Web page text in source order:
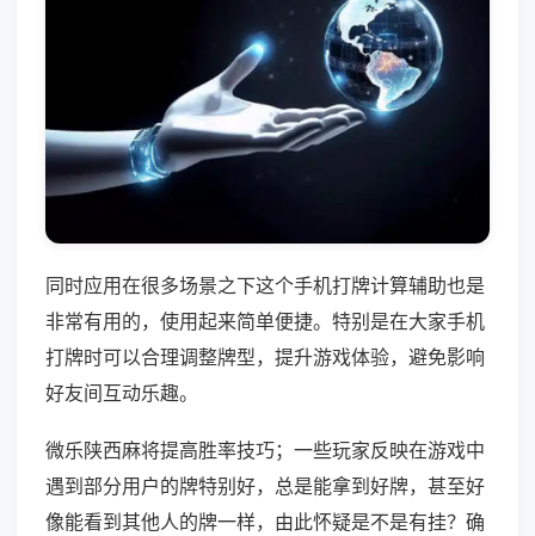
同时应用在很多场景之下这个手机打牌计算辅助也是
非常有用的，使用起来简单便捷。特别是在大家手机
打牌时可以合理调整牌型，提升游戏体验，避免影响
好友间互动乐趣。
微乐陕西麻将提高胜率技巧；一些玩家反映在游戏中
遇到部分用户的牌特别好，总是能拿到好牌，甚至好
像能看到其他人的牌一样，由此怀疑是不是有挂？确